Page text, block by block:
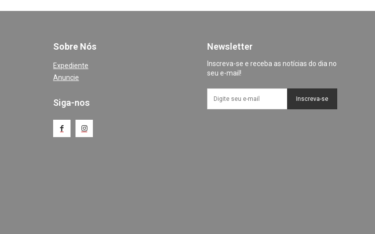
Sobre Nós
Expediente
Anuncie
Siga-nos
Newsletter
Inscreva-se e receba as notícias do dia no
seu e-mail!
Inscreva-se